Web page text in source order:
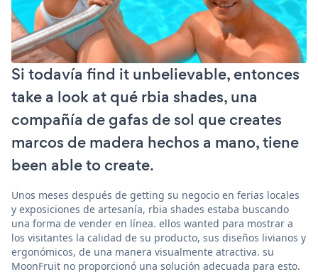
Si todavía find it unbelievable, entonces
take a look at qué rbia shades, una
compañía de gafas de sol que creates
marcos de madera hechos a mano, tiene
been able to create.
Unos meses después de getting su negocio en ferias locales
y exposiciones de artesanía, rbia shades estaba buscando
una forma de vender en línea. ellos wanted para mostrar a
los visitantes la calidad de su producto, sus diseños livianos y
ergonómicos, de una manera visualmente atractiva. su
MoonFruit no proporcionó una solución adecuada para esto.